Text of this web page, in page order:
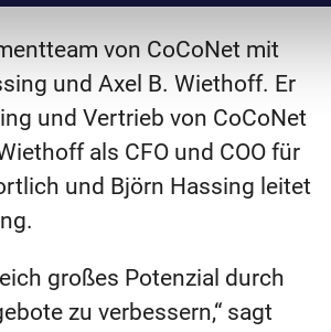
von CoCoNet mit
und Axel B. Wiethoff. Er
und Vertrieb von CoCoNet
als CFO und COO für
und Björn Hassing leitet
großes Potenzial durch
zu verbessern,“ sagt